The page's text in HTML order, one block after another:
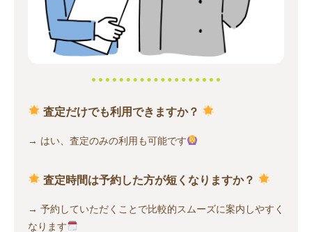
査定だけでも利用できますか？
→ はい、査定のみの利用も可能です
査定時間は予約した方が短くなりますか？
→ 予約していただくことで比較的スムーズに案内しやすく
なります